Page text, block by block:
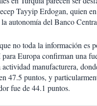
Tayyip Erdogan, quien
autonomía del Banco
no toda la información es
Europa confirman una
actividad manufacturera,
47.5 puntos, y
fue de 44.1 puntos.